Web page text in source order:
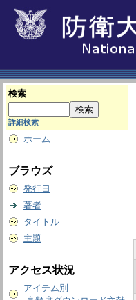
検索
詳細検索
ホーム
ブラウズ
発行日
著者
タイトル
主題
アクセス状況
アイテム別